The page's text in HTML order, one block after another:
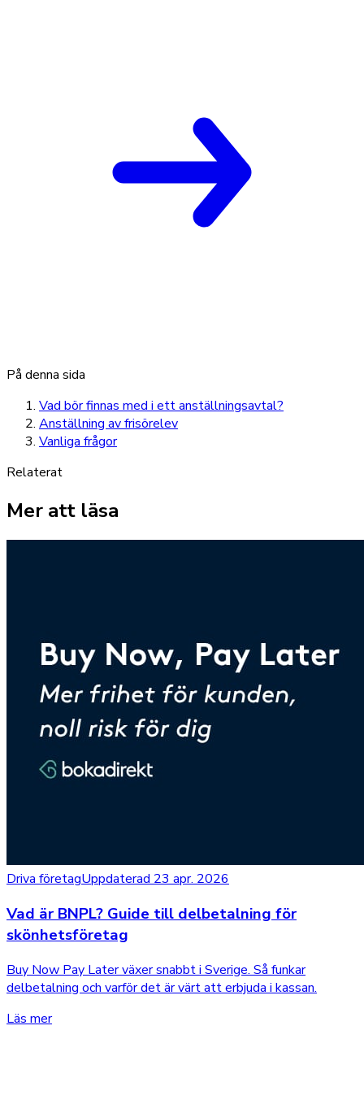
På denna sida
Vad bör finnas med i ett anställningsavtal?
Anställning av frisörelev
Vanliga frågor
Relaterat
Mer att läsa
Driva företagUppdaterad 23 apr. 2026
Vad är BNPL? Guide till delbetalning för
skönhetsföretag
Buy Now Pay Later växer snabbt i Sverige. Så funkar
delbetalning och varför det är värt att erbjuda i kassan.
Läs mer